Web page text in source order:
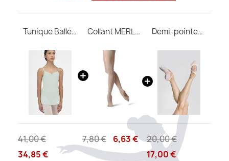
Tunique Ballerine WEAR MOI
41,00 €
34,85 €
Collant MERLET convertible enfant
7,80 € 6,63 €
Demi-pointes CERES M Wear Moi
20,00 €
17,00 €